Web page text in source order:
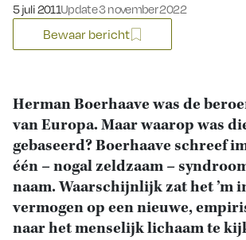
Gepubliceerd op:
5 juli 2011Update 3 november 2022
Bewaar bericht
Herman Boerhaave was de
van Europa. Maar waarop was
gebaseerd? Boerhaave schreef
één – nogal zeldzaam –
naam. Waarschijnlijk zat het ’m
vermogen op een nieuwe,
naar het menselijk lichaam te